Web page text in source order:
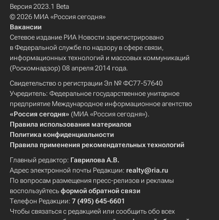
Версия 2023.1 Beta
© 2026 МИА «Россия сегодня»
Вакансии
Сетевое издание РИА Новости зарегистрировано
в Федеральной службе по надзору в сфере связи,
информационных технологий и массовых коммуникаций
(Роскомнадзор) 08 апреля 2014 года.
Свидетельство о регистрации Эл № ФС77-57640
Учредитель: Федеральное государственное унитарное
предприятие Международное информационное агентство
«Россия сегодня» (МИА «Россия сегодня»).
Правила использования материалов
Политика конфиденциальности
Правила применения рекомендательных технологий
Главный редактор: Гаврилова А.В.
Адрес электронной почты Редакции: realty@ria.ru
По вопросам размещения пресс-релизов и рекламы
воспользуйтесьформой обратной связи
Телефон Редакции: 7 (495) 645-6601
Чтобы связаться с редакцией или сообщить обо всех